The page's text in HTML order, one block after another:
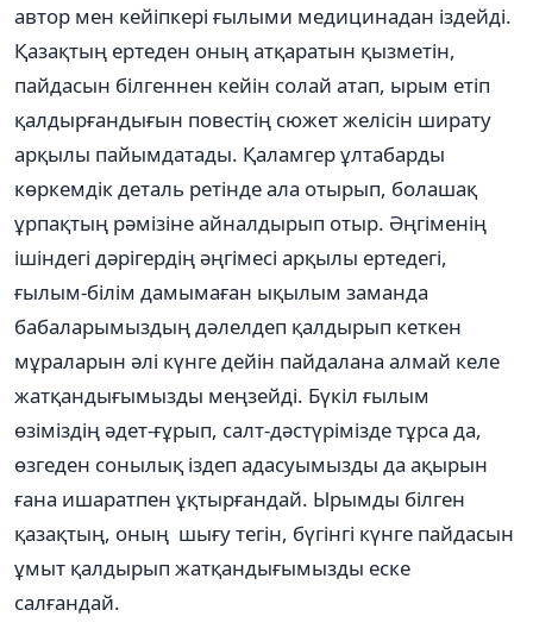
автор мен кейіпкері ғылыми медицинадан іздейді.
Қазақтың ертеден оның атқаратын қызметін,
пайдасын білгеннен кейін солай атап, ырым етіп
қалдырғандығын повестің сюжет желісін ширату
арқылы пайымдатады. Қаламгер ұлтабарды
көркемдік деталь ретінде ала отырып, болашақ
ұрпақтың рәмізіне айналдырып отыр. Әңгіменің
ішіндегі дәрігердің әңгімесі арқылы ертедегі,
ғылым-білім дамымаған ықылым заманда
бабаларымыздың дәлелдеп қалдырып кеткен
мұраларын әлі күнге дейін пайдалана алмай келе
жатқандығымызды меңзейді. Бүкіл ғылым
өзіміздің әдет-ғұрып, салт-дәстүрімізде тұрса да,
өзгеден сонылық іздеп адасуымызды да ақырын
ғана ишаратпен ұқтырғандай. Ырымды білген
қазақтың, оның шығу тегін, бүгінгі күнге пайдасын
ұмыт қалдырып жатқандығымызды еске
салғандай.